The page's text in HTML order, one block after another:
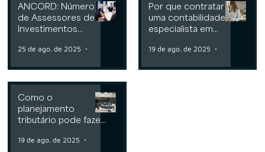
ANCORD: Número
de Assessores de
Investimentos
últimos 12 meses
25 de ago. de 2025
Por que contratar
uma contabilidade
especialista em
investimentos
19 de ago. de 2025
Como o
planejamento
tributário pode fazer
Consultorias ou
19 de ago. de 2025